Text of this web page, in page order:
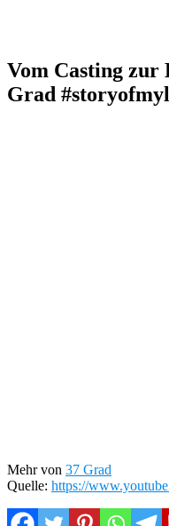
Vom Casting
Grad
Mehr von 37 Grad
Quelle: https://